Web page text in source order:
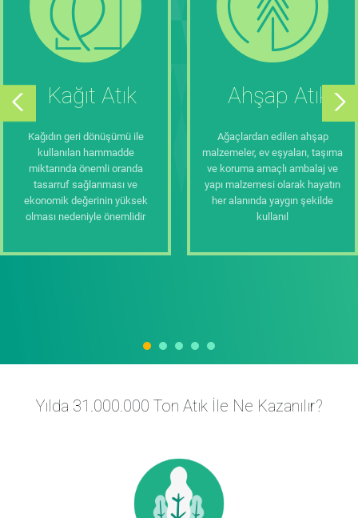
Kağıt Atık
Kağıdın geri dönüşümü ile
kullanılan hammadde
miktarında önemli oranda
tasarruf sağlanması ve
ekonomik değerinin yüksek
olması nedeniyle önemlidir
Ahşap Atık
Ağaçlardan edilen ahşap
malzemeler, ev eşyaları, taşıma
ve koruma amaçlı ambalaj ve
yapı malzemesi olarak hayatın
her alanında yaygın şekilde
kullanıl
Yılda 31.000.000 Ton Atık İle Ne Kazanılır?